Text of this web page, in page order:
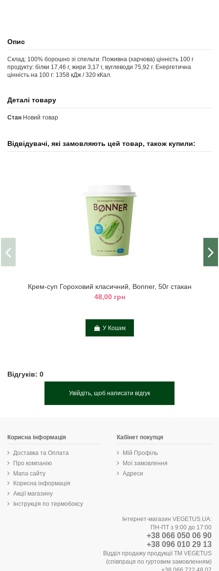
Опис
Склад: 100% борошно зі спельти. Поживна (харчова) цінність 100 г
продукту: білки 17,46 г, жири 3,17 г, вуглеводи 75,92 г. Енергетична
цінність на 100 г: 1358 кДж / 320 кКал.
Деталі товару
Стан Новий товар
Відвідувачі, які замовляють цей товар, також купили:
Крем-суп Гороховий класичний, Bonner, 50г стакан
48,00 грн
У Кошик
Відгуків: 0
Увійдіть, щоб написати відгук
Корисна інформація
Доставка та Оплата
Про компанію
Мапа сайту
Корисна інформація
Акції магазину
Інструкція по термобоксу
Кабінет покупця
Мій Профіль
Мої замовлення
Адреси
Інтернет-магазин VEGETUS.UA:
ПН-ПТ з 9:00 до 17:00
+38 066 050 06 90
+38 096 010 29 13
Відділ продажу продукції ТМ VEGETUS
(співпраця по гуртовим замовленням)